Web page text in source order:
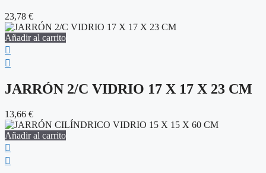
23,78 €
Añadir al carrito
JARRÓN 2/C VIDRIO 17 X 17 X 23 CM
13,66 €
Añadir al carrito